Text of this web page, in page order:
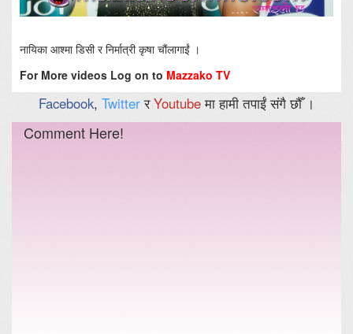
नायिका आश्मा डिसी र निर्मात्री कृषा चौंलागाईं ।
For More videos Log on to Mazzako TV
Facebook, TwitterरYoutubeमा हामी तपाईं संगै छौँ ।
Comment Here!